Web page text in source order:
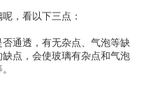
，看以下三点：
通透，有无杂点、气泡等缺
点，会使玻璃有杂点和气泡